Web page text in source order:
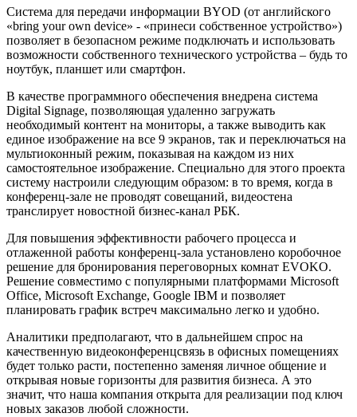
Система для передачи информации BYOD (от английского
«bring your own device» - «принеси собственное устройство»)
позволяет в безопасном режиме подключать и использовать
возможности собственного технического устройства – будь то
ноутбук, планшет или смартфон.
В качестве программного обеспечения внедрена система
Digital Signage, позволяющая удаленно загружать
необходимый контент на мониторы, а также выводить как
единое изображение на все 9 экранов, так и переключаться на
мультиоконный режим, показывая на каждом из них
самостоятельное изображение. Специально для этого проекта
систему настроили следующим образом: в то время, когда в
конференц-зале не проводят совещаний, видеостена
транслирует новостной бизнес-канал РБК.
Для повышения эффективности рабочего процесса и
отлаженной работы конференц-зала установлено коробочное
решение для бронирования переговорных комнат EVOKO.
Решение совместимо с популярными платформами Microsoft
Office, Microsoft Exchange, Google IBM и позволяет
планировать график встреч максимально легко и удобно.
Аналитики предполагают, что в дальнейшем спрос на
качественную видеоконференцсвязь в офисных помещениях
будет только расти, постепенно заменяя личное общение и
открывая новые горизонты для развития бизнеса. А это
значит, что наша компания открыта для реализации под ключ
новых заказов любой сложности.